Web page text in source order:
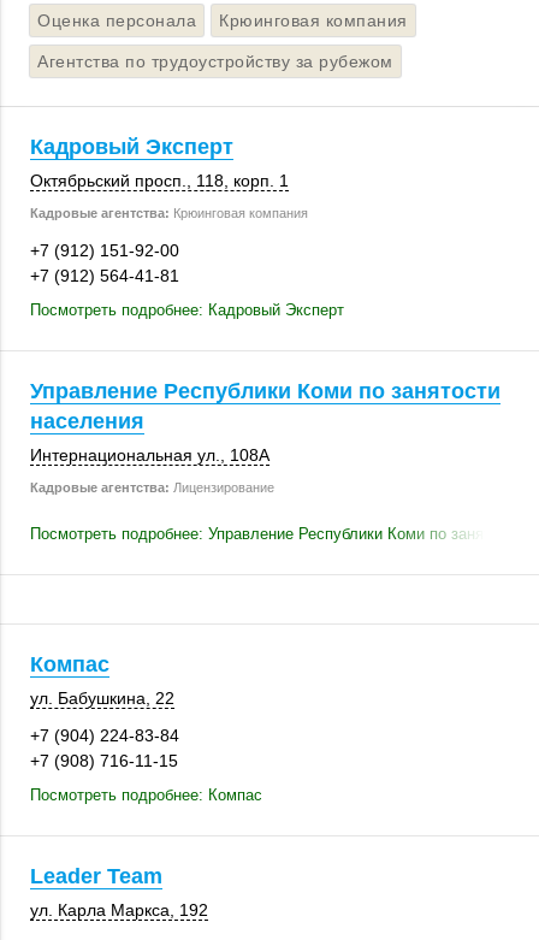
Оценка персонала Крюинговая компания
Агентства по трудоустройству за рубежом
Кадровый Эксперт
Октябрьский просп. 118 корп. 1
Кадровые агентства: Крюинговая компания
+7 (912) 151-92-00
+7 (912) 564-41-81
Посмотреть подробнее: Кадровый Эксперт
Управление Республики Коми по занятости
населения
Интернациональная ул., 108А
Кадровые агентства: Лицензирование
Посмотреть подробнее: Управление Республики Коми по занятости
Компас
ул. Бабушкина, 22
+7 (904) 224-83-84
+7 (908) 716-11-15
Посмотреть подробнее: Компас
Leader Team
ул. Карла Маркса 192